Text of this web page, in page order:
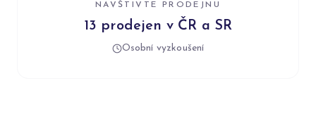
NAVŠTIVTE PRODEJNU
13 prodejen v ČR a SR
Osobní vyzkoušení